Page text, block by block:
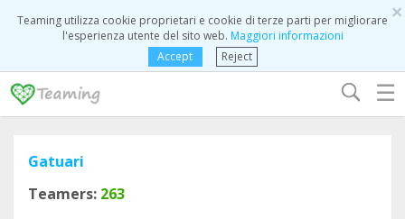
×
Teaming utilizza cookie proprietari e cookie di terze parti per migliorare
l'esperienza utente del sito web. Maggiori informazioni
Accept
Reject
☰
Gatuari
Teamers: 263